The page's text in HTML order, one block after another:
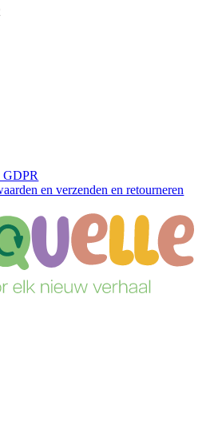
GDPR
en verzenden en retourneren